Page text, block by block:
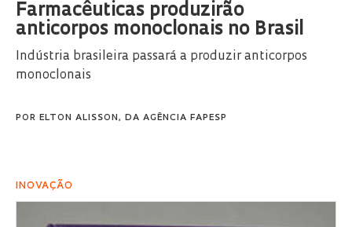
Farmacêuticas produzirão
anticorpos monoclonais no Brasil
Indústria brasileira passará a produzir anticorpos
monoclonais
POR ELTON ALISSON, DA AGÊNCIA FAPESP
INOVAÇÃO